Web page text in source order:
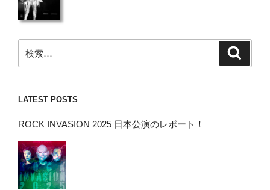
索:
LATEST POSTS
ROCK INVASION 2025 日本公演のレポート！